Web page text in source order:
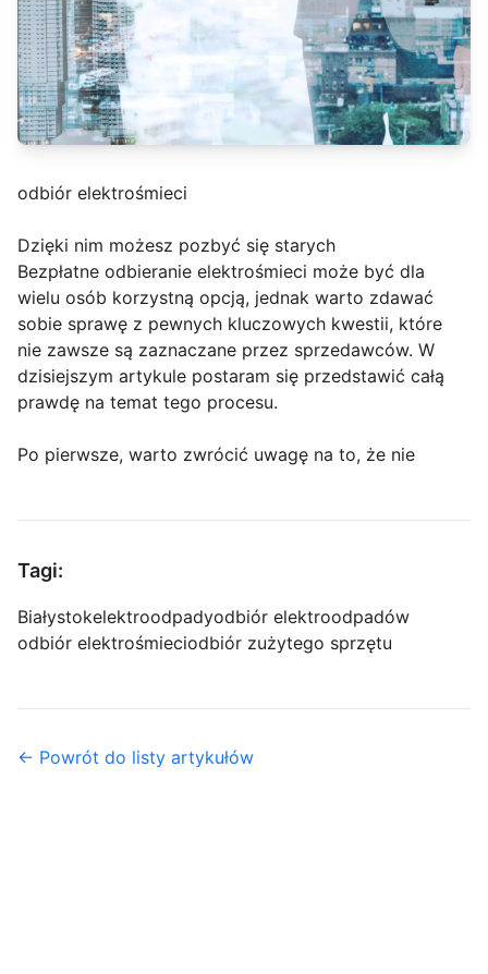
odbiór elektrośmieci
Dzięki nim możesz pozbyć się starych
Bezpłatne odbieranie elektrośmieci może być dla
wielu osób korzystną opcją, jednak warto zdawać
sobie sprawę z pewnych kluczowych kwestii, które
nie zawsze są zaznaczane przez sprzedawców. W
dzisiejszym artykule postaram się przedstawić całą
prawdę na temat tego procesu.
Po pierwsze, warto zwrócić uwagę na to, że nie
Tagi:
Białystokelektroodpadyodbiór elektroodpadów
odbiór elektrośmieciodbiór zużytego sprzętu
← Powrót do listy artykułów